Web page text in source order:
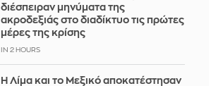
διέσπειραν μηνύματα της
ακροδεξιάς στο διαδίκτυο τις πρώτες
μέρες της κρίσης
IN 2 HOURS
Η Λίμα και το Μεξικό αποκατέστησαν